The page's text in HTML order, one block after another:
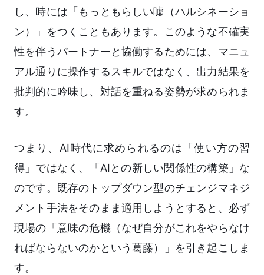
し、時には「もっともらしい嘘（ハルシネーショ
ン）」をつくこともあります。このような不確実
性を伴うパートナーと協働するためには、マニュ
アル通りに操作するスキルではなく、出力結果を
批判的に吟味し、対話を重ねる姿勢が求められま
す。
つまり、AI時代に求められるのは「使い方の習
得」ではなく、「AIとの新しい関係性の構築」な
のです。既存のトップダウン型のチェンジマネジ
メント手法をそのまま適用しようとすると、必ず
現場の「意味の危機（なぜ自分がこれをやらなけ
ればならないのかという葛藤）」を引き起こしま
す。